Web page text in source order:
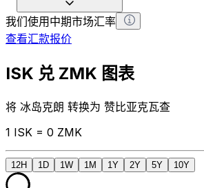
我们使用中期市场汇率
查看汇款报价
ISK 兑 ZMK 图表
将 冰岛克朗 转换为 赞比亚克瓦查
1 ISK = 0 ZMK
12H 1D 1W 1M 1Y 2Y 5Y 10Y